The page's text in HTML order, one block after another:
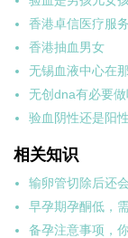
香港卓信医疗服
香港抽血男女
无锡血液中心在
无创dna有必要
验血阴性还是阳
相关知识
输卵管切除后还
早孕期孕酮低，
备孕注意事项，